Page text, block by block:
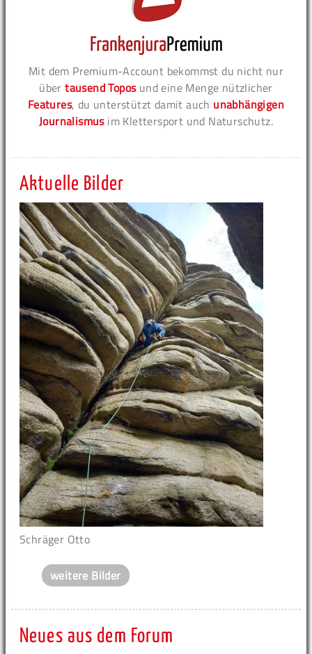
Mit dem Premium-Account bekommst du nicht nur
übertausend Toposund eine Menge nützlicher
Features, du unterstützt damit auch unabhängigen
Journalismusim Klettersport und Naturschutz.
Aktuelle Bilder
Schräger Otto
weitere Bilder
Neues aus dem Forum